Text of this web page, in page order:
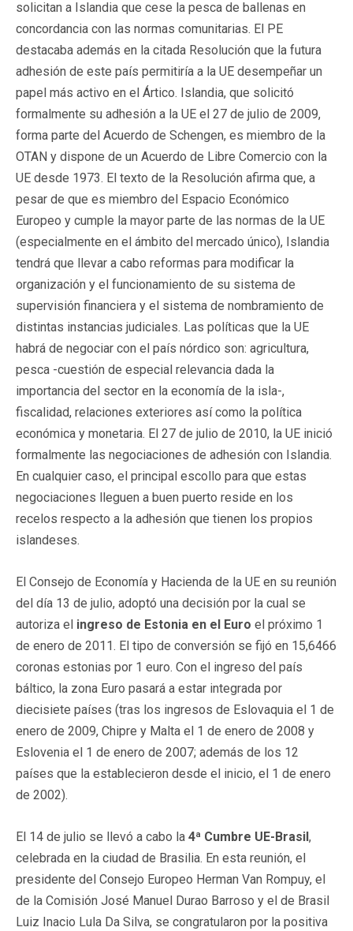
solicitan a Islandia que cese la pesca de ballenas en
concordancia con las normas comunitarias. El PE
destacaba además en la citada Resolución que la futura
adhesión de este país permitiría a la UE desempeñar un
papel más activo en el Ártico. Islandia, que solicitó
formalmente su adhesión a la UE el 27 de julio de 2009,
forma parte del Acuerdo de Schengen, es miembro de la
OTAN y dispone de un Acuerdo de Libre Comercio con la
UE desde 1973. El texto de la Resolución afirma que, a
pesar de que es miembro del Espacio Económico
Europeo y cumple la mayor parte de las normas de la UE
(especialmente en el ámbito del mercado único), Islandia
tendrá que llevar a cabo reformas para modificar la
organización y el funcionamiento de su sistema de
supervisión financiera y el sistema de nombramiento de
distintas instancias judiciales. Las políticas que la UE
habrá de negociar con el país nórdico son: agricultura,
pesca -cuestión de especial relevancia dada la
importancia del sector en la economía de la isla-,
fiscalidad, relaciones exteriores así como la política
económica y monetaria. El 27 de julio de 2010, la UE inició
formalmente las negociaciones de adhesión con Islandia.
En cualquier caso, el principal escollo para que estas
negociaciones lleguen a buen puerto reside en los
recelos respecto a la adhesión que tienen los propios
islandeses.
El Consejo de Economía y Hacienda de la UE en su reunión
del día 13 de julio, adoptó una decisión por la cual se
autoriza el ingreso de Estonia en el Euro el próximo 1
de enero de 2011. El tipo de conversión se fijó en 15,6466
coronas estonias por 1 euro. Con el ingreso del país
báltico, la zona Euro pasará a estar integrada por
diecisiete países (tras los ingresos de Eslovaquia el 1 de
enero de 2009, Chipre y Malta el 1 de enero de 2008 y
Eslovenia el 1 de enero de 2007; además de los 12
países que la establecieron desde el inicio, el 1 de enero
de 2002).
El 14 de julio se llevó a cabo la 4ª Cumbre UE-Brasil,
celebrada en la ciudad de Brasilia. En esta reunión, el
presidente del Consejo Europeo Herman Van Rompuy, el
de la Comisión José Manuel Durao Barroso y el de Brasil
Luiz Inacio Lula Da Silva, se congratularon por la positiva